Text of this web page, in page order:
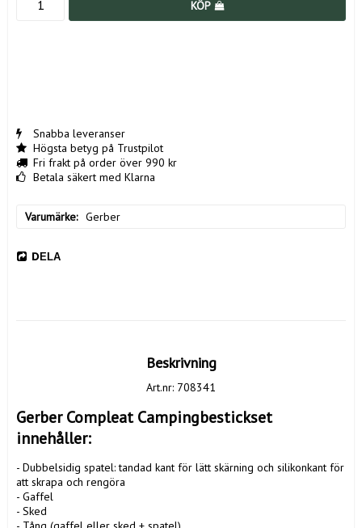
KÖP
Snabba leveranser
Högsta betyg på Trustpilot
Fri frakt på order över 990 kr
Betala säkert med Klarna
Varumärke Gerber
DELA
Beskrivning
Art.nr: 708341
Gerber Compleat Campingbestickset
innehåller:
- Dubbelsidig spatel: tandad kant för lätt skärning och silikonkant för
att skrapa och rengöra
- Gaffel
- Sked